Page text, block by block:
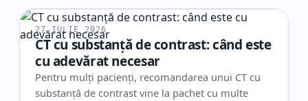
27 IULIE 2026
CT cu substanță de contrast: când este
cu adevărat necesar
Pentru mulți pacienți, recomandarea unui CT cu
substanță de contrast vine la pachet cu multe